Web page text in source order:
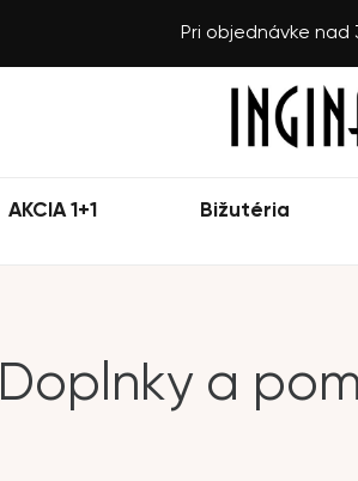
Pri objednávke
AKCIA 1+1 Bižutéria
Doplnky a